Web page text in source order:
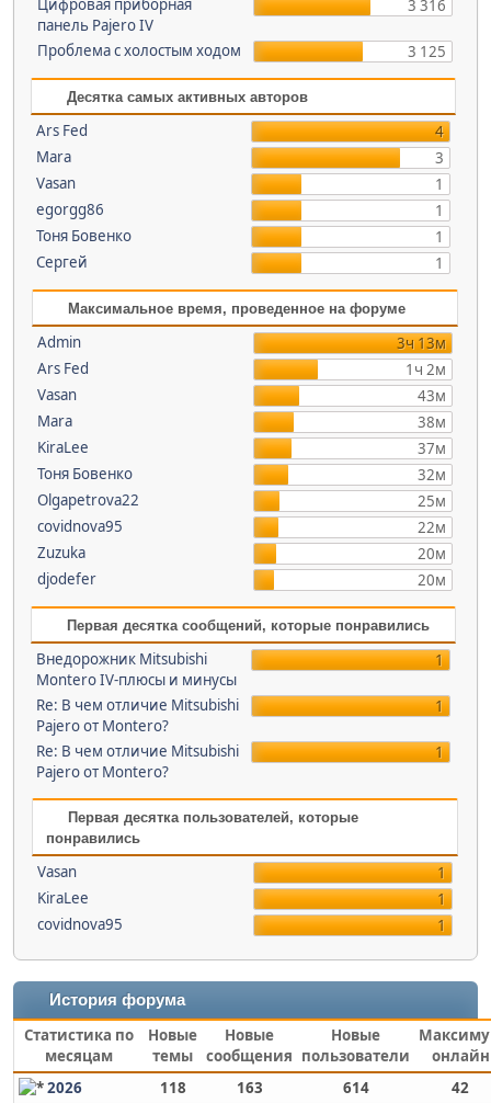
Цифровая приборная
панель Pajero IV
3 316
Проблема c холостым ходом 3 125
Десятка самых активных авторов
Ars Fed
4
Mara
3
Vasan
1
egorgg86
1
Тоня Бовенко
1
Сергей
1
Максимальное время, проведенное на форуме
Admin
3ч 13м
Ars Fed
1ч 2м
Vasan
43м
Mara
38м
KiraLee
37м
Тоня Бовенко
32м
Olgapetrova22
25м
covidnova95
22м
Zuzuka
20м
djodefer
20м
Первая десятка сообщений, которые понравились
Внедорожник Mitsubishi
Montero IV-плюсы и минусы
1
Re: В чем отличие Mitsubishi
Pajero от Montero?
1
Re: В чем отличие Mitsubishi
Pajero от Montero?
1
Первая десятка пользователей, которые
понравились
Vasan
1
KiraLee
1
covidnova95
1
История форума
Статистика по
месяцам
Новые
темы
Новые
сообщения
Новые
пользователи
онлайн
2026
118 163 614
42